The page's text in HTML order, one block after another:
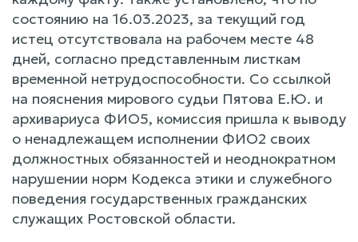
состоянию на 16.03.2023, за текущий год
истец отсутствовала на рабочем месте 48
дней, согласно представленным листкам
временной нетрудоспособности. Со ссылкой
на пояснения мирового судьи Пятова Е.Ю. и
архивариуса ФИО5, комиссия пришла к выводу
о ненадлежащем исполнении ФИО2 своих
должностных обязанностей и неоднократном
нарушении норм Кодекса этики и служебного
поведения государственных гражданских
служащих Ростовской области.